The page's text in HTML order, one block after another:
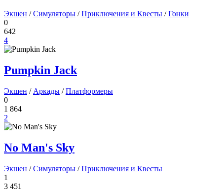
Экшен /Симуляторы /Приключения и Квесты /Гонки
0
642
4
Pumpkin Jack
Экшен / Аркады /Платформеры
0
1 864
2
No Man's Sky
Экшен /Симуляторы /Приключения и Квесты
1
3 451